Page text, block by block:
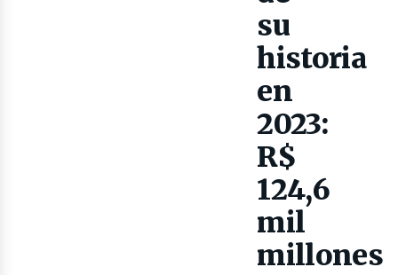
su
historia
en
2023:
R$
124,6
mil
millones